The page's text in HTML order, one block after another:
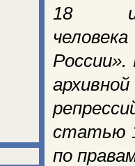
18
России».
статью
по